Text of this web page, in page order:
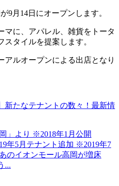
9月14日にオープンします。
マに、アパレル、雑貨をトータ
タイルを提案します。
アルオープンによる出店となり
新たなテナントの数々！最新情
」より ※2018年1月公開
年5月テナント追加 ※2019年7
のイオンモール高岡が増床
...